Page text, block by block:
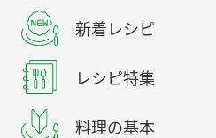
新着レシピ
レシピ特集
料理の基本